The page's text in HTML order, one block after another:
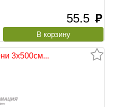
55.5 руб
3х500см...